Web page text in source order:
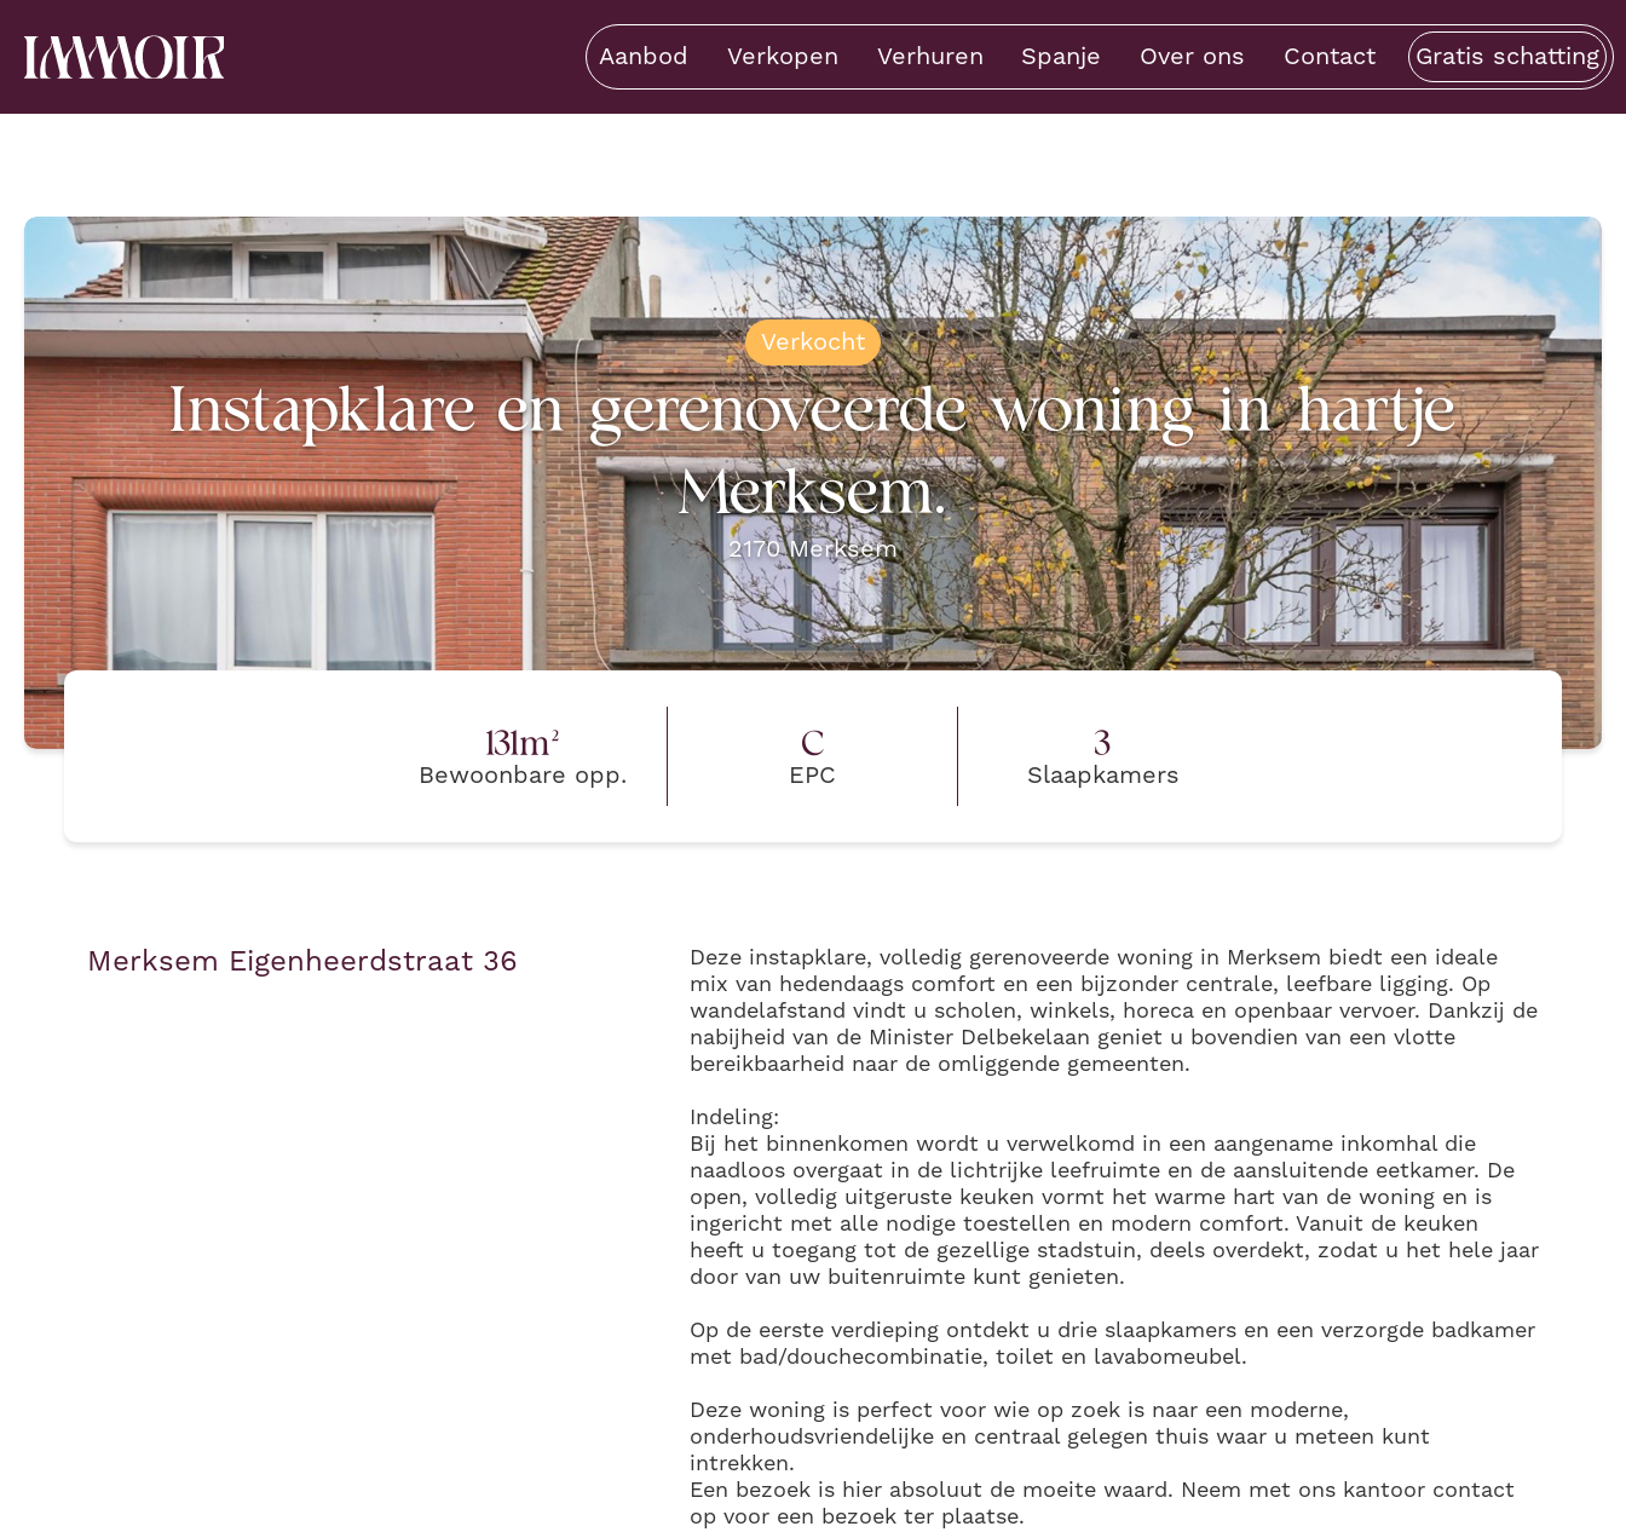
Aanbod Verkopen Verhuren Spanje Over ons Contact Gratis schatting
Verkocht
Instapklare en gerenoveerde woning in hartje
Merksem.
2170 Merksem
131m²
Bewoonbare opp.
C
EPC
3
Slaapkamers
Merksem Eigenheerdstraat 36
Deze instapklare, volledig gerenoveerde woning in Merksem biedt een ideale
mix van hedendaags comfort en een bijzonder centrale, leefbare ligging. Op
wandelafstand vindt u scholen, winkels, horeca en openbaar vervoer. Dankzij de
nabijheid van de Minister Delbekelaan geniet u bovendien van een vlotte
bereikbaarheid naar de omliggende gemeenten.
Indeling:
Bij het binnenkomen wordt u verwelkomd in een aangename inkomhal die
naadloos overgaat in de lichtrijke leefruimte en de aansluitende eetkamer. De
open, volledig uitgeruste keuken vormt het warme hart van de woning en is
ingericht met alle nodige toestellen en modern comfort. Vanuit de keuken
heeft u toegang tot de gezellige stadstuin, deels overdekt, zodat u het hele jaar
door van uw buitenruimte kunt genieten.
Op de eerste verdieping ontdekt u drie slaapkamers en een verzorgde badkamer
met bad/douchecombinatie, toilet en lavabomeubel.
Deze woning is perfect voor wie op zoek is naar een moderne,
onderhoudsvriendelijke en centraal gelegen thuis waar u meteen kunt
intrekken.
Een bezoek is hier absoluut de moeite waard. Neem met ons kantoor contact
op voor een bezoek ter plaatse.